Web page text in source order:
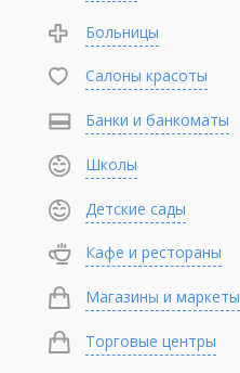
Больницы
Салоны красоты
Банки и банкоматы
Школы
Детские сады
Кафе и рестораны
Магазины и маркеты
Торговые центры